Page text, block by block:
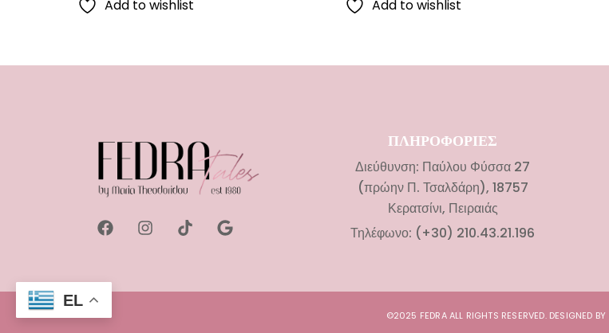
Add to wishlist Add to wishlist
ΠΛΗΡΟΦΟΡΙΕΣ
Διεύθυνση: Παύλου Φύσσα 27
(πρώην Π. Τσαλδάρη), 18757
Κερατσίνι, Πειραιάς
Τηλέφωνο: (+30) 210.43.21.196
©2025 FEDRA ALL RIGHTS RESERVED. DESIGNED BY
EL